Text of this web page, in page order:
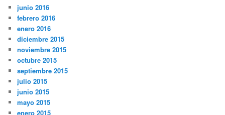
junio 2016
febrero 2016
enero 2016
diciembre 2015
noviembre 2015
octubre 2015
septiembre 2015
julio 2015
junio 2015
mayo 2015
enero 2015